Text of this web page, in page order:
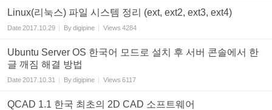
Linux(리눅스) 파일 시스템 정리 (ext, ext2, ext3, ext4)
Date2017.10.29 Bydigipine Views 4284
Ubuntu Server OS 한국어 모드로 설치 후 서버 콘솔에서 한
글 깨짐 해결 방법
Date2017.10.31 Bydigipine Views 6117
QCAD 1.1 한국 최초의 2D CAD 소프트웨어